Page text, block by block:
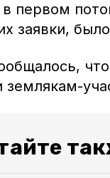
в первом
заявки,
землякам-